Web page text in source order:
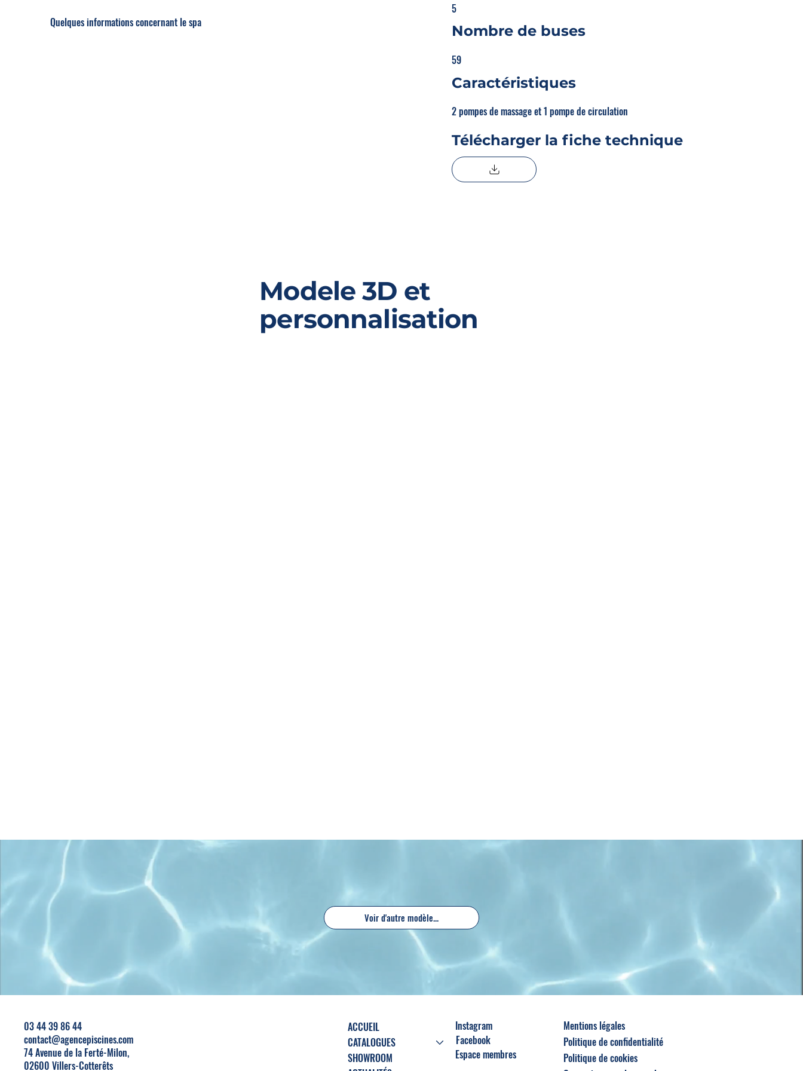
5
Nombre de buses
59
Caractéristiques
2 pompes de massage et 1 pompe de circulation
Télécharger la fiche technique
Quelques informations concernant le spa
Modele 3D et
personnalisation
Voir d'autre modèle...
03 44 39 86 44
contact@agencepiscines.com
74 Avenue de la Ferté-Milon,
02600 Villers-Cotterêts
ACCUEIL
CATALOGUES
SHOWROOM
Instagram
Facebook
Espace membres
Mentions légales
Politique de confidentialité
Politique de cookies